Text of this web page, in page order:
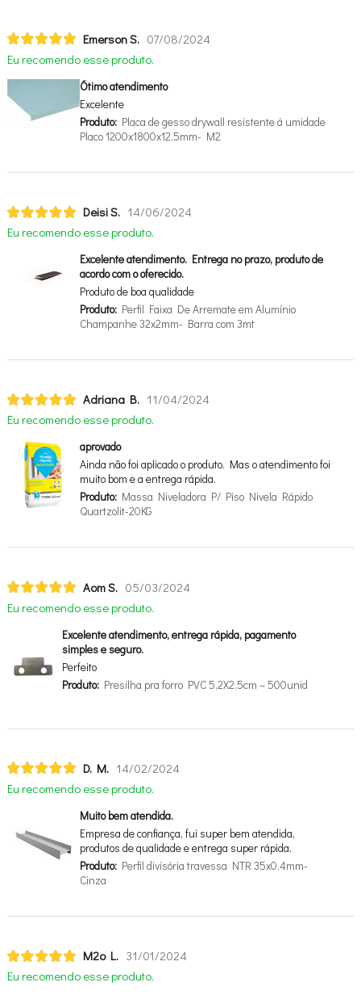
Emerson S. 07/08/2024
Eu recomendo esse produto.
Ótimo atendimento
Excelente
Produto:Placa de gesso drywall resistente á umidade
Placo 1200x1800x12,5mm- M2
Deisi S. 14/06/2024
Eu recomendo esse produto.
Excelente atendimento. Entrega no prazo, produto de
acordo com o oferecido.
Produto de boa qualidade
Produto:Perfil Faixa De Arremate em Alumínio
Champanhe 32x2mm- Barra com 3mt
Adriana B. 11/04/2024
Eu recomendo esse produto.
aprovado
Ainda não foi aplicado o produto. Mas o atendimento foi
muito bom e a entrega rápida.
Produto:Massa Niveladora P/ Piso Nivela Rápido
Quartzolit-20KG
Aom S. 05/03/2024
Eu recomendo esse produto.
Excelente atendimento, entrega rápida, pagamento
simples e seguro.
Perfeito
Produto:Presilha pra forro PVC 5,2X2,5cm – 500unid
D. M. 14/02/2024
Eu recomendo esse produto.
Muito bem atendida.
Empresa de confiança, fui super bem atendida,
produtos de qualidade e entrega super rápida.
Produto:Perfil divisória travessa NTR 35x0,4mm-
Cinza
M2o L. 31/01/2024
Eu recomendo esse produto.